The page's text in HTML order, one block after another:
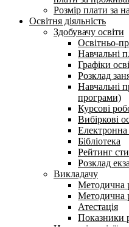
Розмір плати за
Освітня діяльність
Здобувачу освіти
Освітньо-
Навчальні
Графіки
Розклад
Навчальні
програми)
Курсові
Вибіркові
Електронна
Бібліотека
Рейтинг
Розклад
Викладачу
Методична
Методична
Атестація
Показники